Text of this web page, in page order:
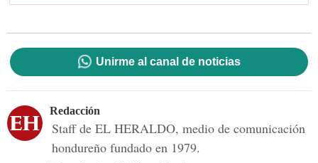
Unirme al canal de noticias
Redacción
Staff de EL HERALDO, medio de comunicación
hondureño fundado en 1979.